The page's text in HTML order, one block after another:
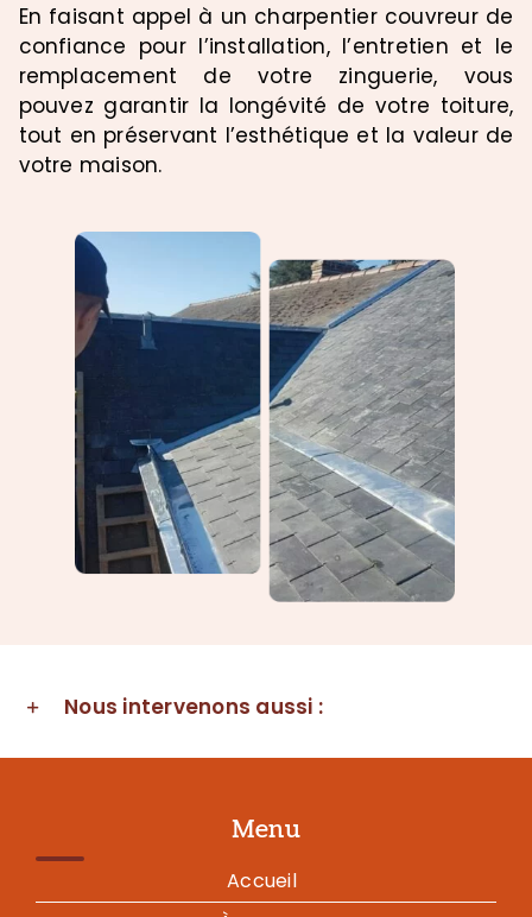
En faisant appel à un charpentier couvreur de
confiance pour l’installation, l’entretien et le
remplacement de votre zinguerie, vous
pouvez garantir la longévité de votre toiture,
tout en préservant l’esthétique et la valeur de
votre maison.
Nous intervenons aussi :
Menu
Accueil